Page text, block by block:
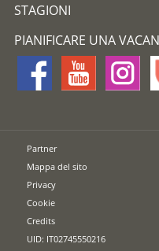
STAGIONI
PIANIFICARE UNA
Partner
Mappa del sito
Privacy
Cookie
Credits
UID: IT02745550216